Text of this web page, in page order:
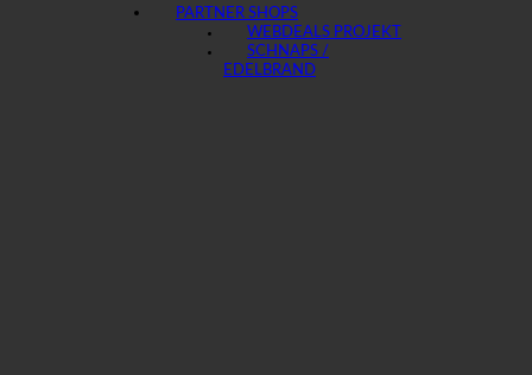
PARTNER SHOPS
WEBDEALS PROJEKT
SCHNAPS /
EDELBRAND